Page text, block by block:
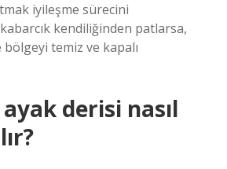
iyileşme sürecini
kendiliğinden patlarsa,
bölgeyi temiz ve kapalı
derisi nasıl